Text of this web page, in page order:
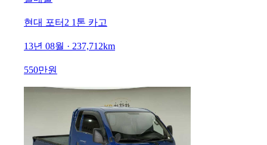
현대 포터2 1톤 카고
13년 08월 · 237,712km
550만원